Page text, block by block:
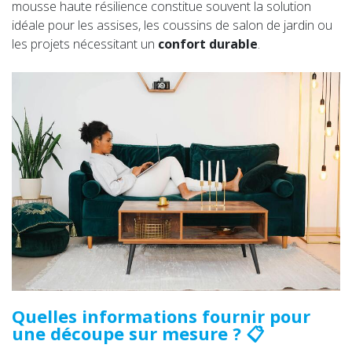
mousse haute résilience constitue souvent la solution
idéale pour les assises, les coussins de salon de jardin ou
les projets nécessitant un confort durable.
Quelles informations fournir pour
une découpe sur mesure ? 📋